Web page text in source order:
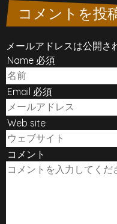
コメントを投
メールアドレスは公開さ
Name 必須
Email 必須
Web site
コメント